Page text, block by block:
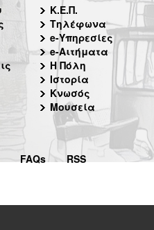
Κ.Ε.Π.
Τηλέφωνα
e-Υπηρεσίες
e-Αιτήματα
Η Πόλη
Ιστορία
Κνωσός
Μουσεία
FAQs RSS